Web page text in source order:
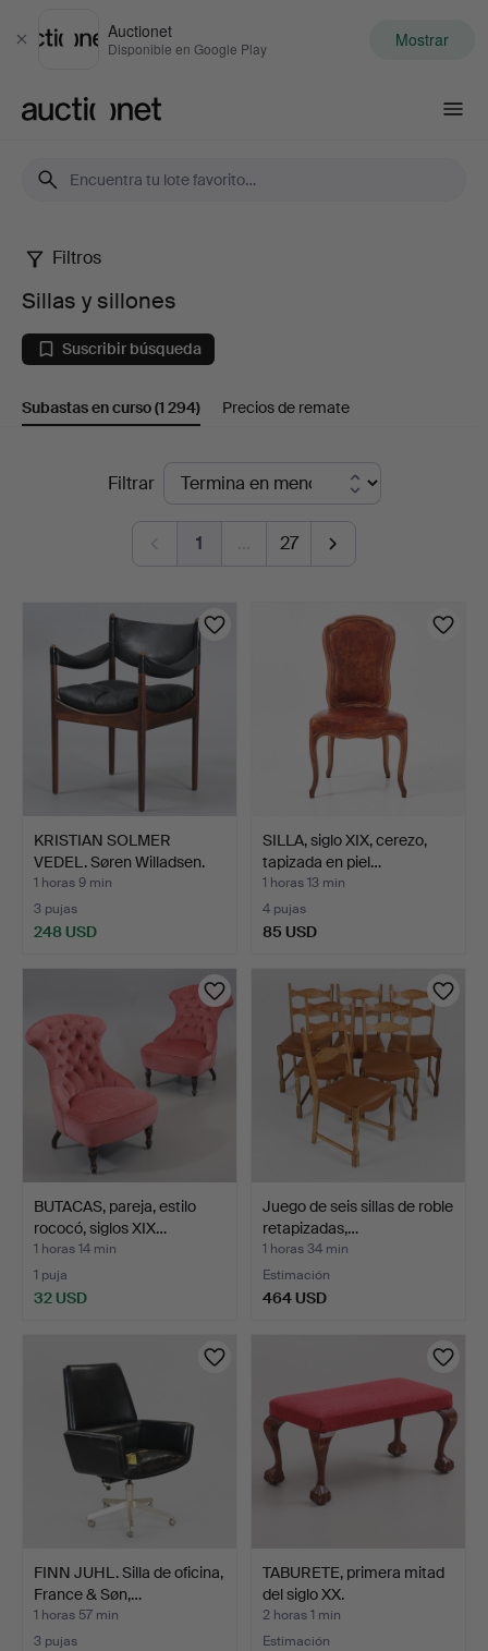
Cerrar
Auctionet
Disponible en Google Play Mostrar
Sillas
sillones
Filtros
Sillas y sillones
Suscribir búsqueda
Subastas en curso(1 294) Precios de remate
SubastasFiltrar
1 … 27
KRISTIAN SOLMER
VEDEL. Søren Willadsen.
Si…
1 horas 9 min
3 pujas
248 USD
SILLA, siglo XIX, cerezo,
tapizada en piel…
1 horas 13 min
4 pujas
85 USD
BUTACAS, pareja, estilo
rococó, siglos XIX…
1 horas 14 min
1 puja
32 USD
Juego de seis sillas de roble
retapizadas,…
1 horas 34 min
Estimación
464 USD
FINN JUHL. Silla de oficina,
France & Søn,…
1 horas 57 min
3 pujas
TABURETE, primera mitad
del siglo XX.
2 horas 1 min
Estimación